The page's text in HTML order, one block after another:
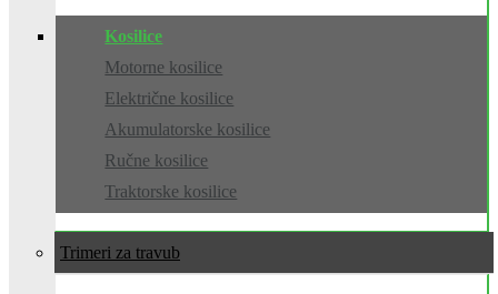
Kosilice
Motorne kosilice
Električne kosilice
Akumulatorske kosilice
Ručne kosilice
Traktorske kosilice
Trimeri za travu